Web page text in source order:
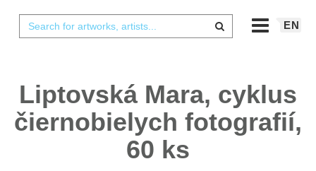
EN
Liptovská Mara, cyklus
čiernobielych fotografií,
60 ks